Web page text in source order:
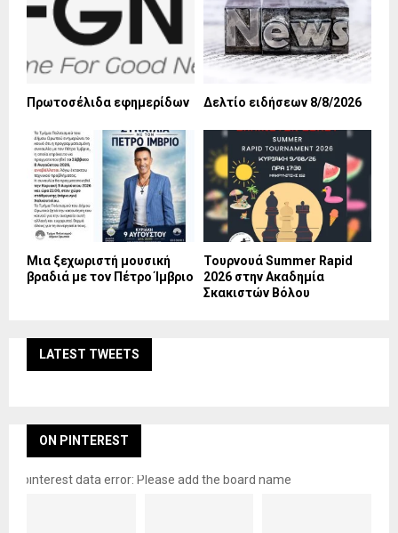
Πρωτοσέλιδα εφημερίδων Δελτίο ειδήσεων 8/8/2026
Mια ξεχωριστή μουσική
βραδιά με τον Πέτρο Ίμβριο
Τουρνουά Summer Rapid
2026 στην Ακαδημία
Σκακιστών Βόλου
LATEST TWEETS
ON PINTEREST
pinterest data error: Please add the board name